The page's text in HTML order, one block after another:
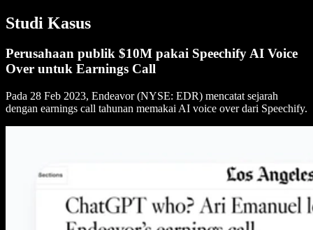
Studi Kasus
Perusahaan publik $10M pakai Speechify AI Voice
Over untuk Earnings Call
Pada 28 Feb 2023, Endeavor (NYSE: EDR) mencatat sejarah
dengan earnings call tahunan memakai AI voice over dari Speechify.